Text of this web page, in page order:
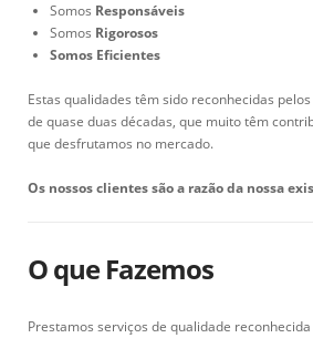
Somos Responsáveis
Somos Rigorosos
Somos Eficientes
Estas qualidades têm sido reconhecidas
de quase duas décadas, que muito têm
que desfrutamos no mercado.
Os nossos clientes são a razão da nossa
O que Fazemos
Prestamos serviços de qualidade